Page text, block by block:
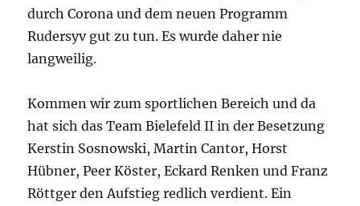
durch Corona und dem neuen Programm
Rudersyv gut zu tun. Es wurde daher nie
langweilig.
Kommen wir zum sportlichen Bereich und da
hat sich das Team Bielefeld II in der Besetzung
Kerstin Sosnowski, Martin Cantor, Horst
Hübner, Peer Köster, Eckard Renken und Franz
Röttger den Aufstieg redlich verdient. Ein